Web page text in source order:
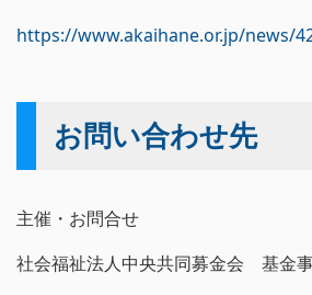
https://www.akaihane.or.jp/news/
お問い合わせ先
主催・お問合せ
社会福祉法人中央共同募金会 基金